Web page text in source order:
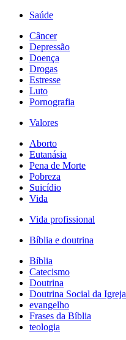
Saúde
Câncer
Depressão
Doença
Drogas
Estresse
Luto
Pornografia
Valores
Aborto
Eutanásia
Pena de Morte
Pobreza
Suicídio
Vida
Vida profissional
Bíblia e doutrina
Bíblia
Catecismo
Doutrina
Doutrina Social da Igreja
evangelho
Frases da Bíblia
teologia